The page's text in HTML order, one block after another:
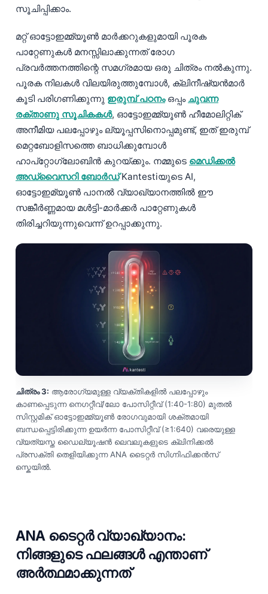
സൂചിപ്പിക്കാം.
മറ്റ് ഓട്ടോഇമ്മ്യൂൺ മാർക്കറുകളുമായി പൂരക
പാറ്റേണുകൾ മനസ്സിലാക്കുന്നത് രോഗ
പ്രവർത്തനത്തിന്റെ സമഗ്രമായ ഒരു ചിത്രം നൽകുന്നു.
പൂരക നിലകൾ വിലയിരുത്തുമ്പോൾ, ക്ലിനീഷ്യൻമാർ
കൂടി പരിഗണിക്കുന്നു ഇരുമ്പ് പഠനംഒപ്പം ചുവന്ന
രക്താണു സൂചികകൾ, ഓട്ടോഇമ്മ്യൂൺ ഹീമോലിറ്റിക്
അനീമിയ പലപ്പോഴും ല്യൂപ്പസിനൊപ്പമുണ്ട്, ഇത് ഇരുമ്പ്
മെറ്റബോളിസത്തെ ബാധിക്കുമ്പോൾ
ഹാപ്‌റ്റോഗ്ലോബിൻ കുറയ്ക്കും. നമ്മുടെ മെഡിക്കൽ
അഡ്വൈസറി ബോർഡ്Kantestiയുടെ AI,
ഓട്ടോഇമ്യൂൺ പാനൽ വ്യാഖ്യാനത്തിൽ ഈ
സങ്കീർണ്ണമായ മൾട്ടി-മാർക്കർ പാറ്റേണുകൾ
തിരിച്ചറിയുന്നുവെന്ന് ഉറപ്പാക്കുന്നു.
ചിത്രം 3: ആരോഗ്യമുള്ള വ്യക്തികളിൽ പലപ്പോഴും
കാണപ്പെടുന്ന നെഗറ്റീവ്/ലോ പോസിറ്റീവ് (1:40-1:80) മുതൽ
സിസ്റ്റമിക് ഓട്ടോഇമ്മ്യൂൺ രോഗവുമായി ശക്തമായി
ബന്ധപ്പെട്ടിരിക്കുന്ന ഉയർന്ന പോസിറ്റീവ് (≥1:640) വരെയുള്ള
വ്യത്യസ്ത ഡൈല്യൂഷൻ ലെവലുകളുടെ ക്ലിനിക്കൽ
പ്രസക്തി തെളിയിക്കുന്ന ANA ടൈറ്റർ സിഗ്നിഫിക്കൻസ്
സ്കെയിൽ.
ANA ടൈറ്റർ വ്യാഖ്യാനം:
നിങ്ങളുടെ ഫലങ്ങൾ എന്താണ്
അർത്ഥമാക്കുന്നത്